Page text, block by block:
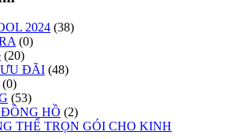
2024 (38)
(0)
(20)
ƯU ĐÃI (48)
(0)
(53)
HỒ (2)
THỂ TRỌN GÓI CHO KINH